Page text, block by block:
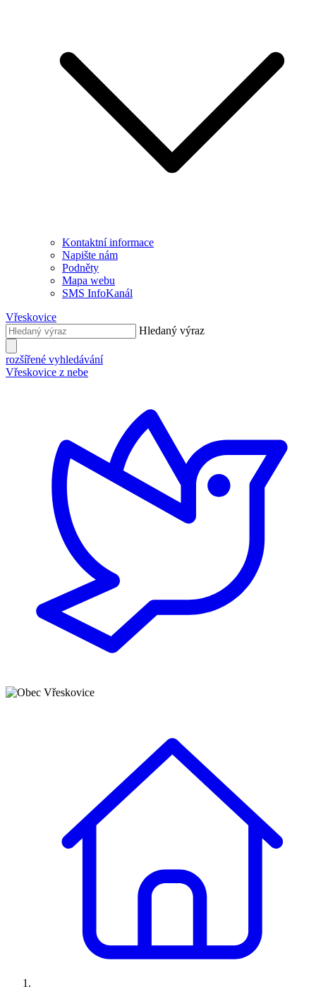
Kontaktní informace
Napište nám
Podněty
Mapa webu
SMS InfoKanál
Vřeskovice
Hledaný výraz
rozšířené vyhledávání
Vřeskovice z nebe